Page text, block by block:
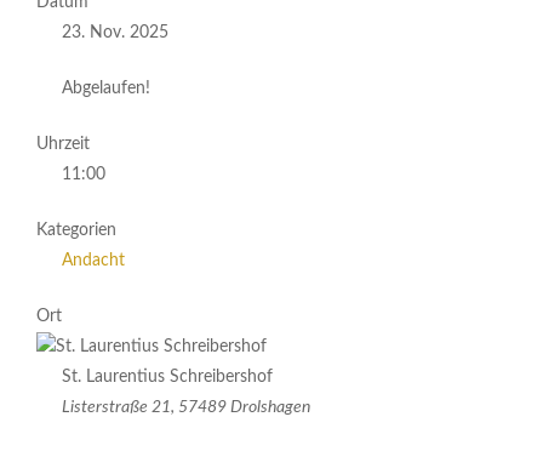
23. Nov. 2025
Abgelaufen!
Uhrzeit
11:00
Kategorien
Andacht
Ort
St. Laurentius Schreibershof
Listerstraße 21, 57489 Drolshagen